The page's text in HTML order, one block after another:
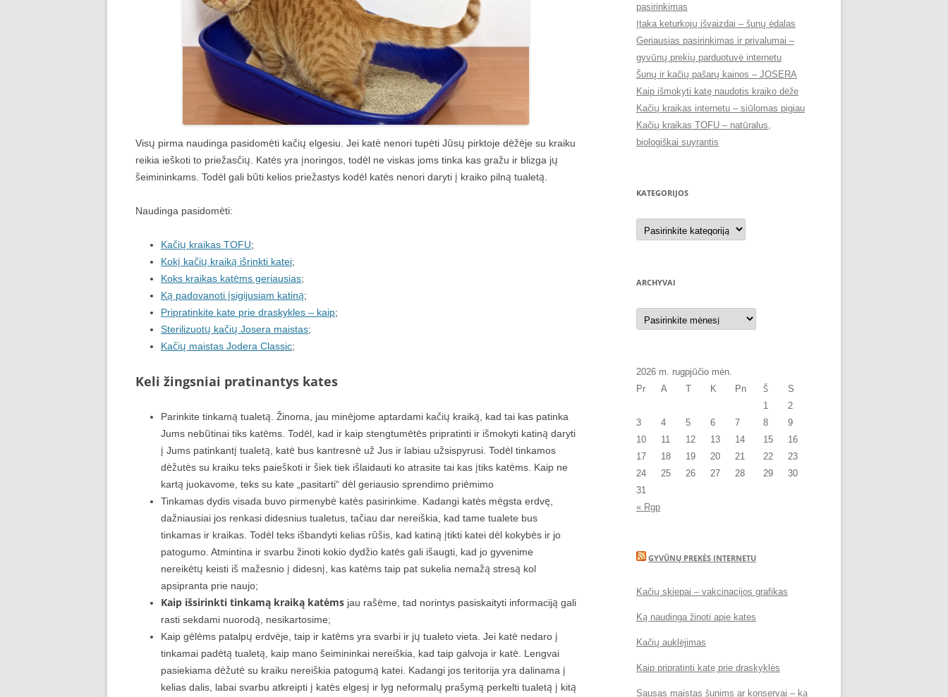
Visų pirma naudinga pasidomėti kačių elgesiu. Jei katė nenori tupėti Jūsų pirktoje dėžėje su kraiku
reikia ieškoti to priežasčių. Katės yra įnoringos, todėl ne viskas joms tinka kas gražu ir blizga jų
šeimininkams. Todėl gali būti kelios priežastys kodėl katės nenori daryti į kraiko pilną tualetą.
Naudinga pasidomėti:
Kačių kraikas TOFU;
Kokį kačių kraiką išrinkti katei;
Koks kraikas katėms geriausias;
Ką padovanoti įsigijusiam katiną;
Pripratinkite kate prie draskykles – kaip;
Sterilizuotų kačių Josera maistas;
Kačių maistas Jodera Classic;
Keli žingsniai pratinantys kates
Parinkite tinkamą tualetą. Žinoma, jau minėjome aptardami kačių kraiką, kad tai kas patinka
Jums nebūtinai tiks katėms. Todėl, kad ir kaip stengtumėtės pripratinti ir išmokyti katiną daryti
į Jums patinkantį tualetą, katė bus kantresnė už Jus ir labiau užsispyrusi. Todėl tinkamos
dėžutės su kraiku teks paieškoti ir šiek tiek išlaidauti ko atrasite tai kas įtiks katėms. Kaip ne
kartą juokavome, teks su kate „pasitarti“ dėl geriausio sprendimo priėmimo
Tinkamas dydis visada buvo pirmenybė katės pasirinkime. Kadangi katės mėgsta erdvę,
dažniausiai jos renkasi didesnius tualetus, tačiau dar nereiškia, kad tame tualete bus
tinkamas ir kraikas. Todėl teks išbandyti kelias rūšis, kad katiną įtikti katei dėl kokybės ir jo
patogumo. Atmintina ir svarbu žinoti kokio dydžio katės gali išaugti, kad jo gyvenime
nereikėtų keisti iš mažesnio į didesnį, kas katėms taip pat sukelia nemažą stresą kol
apsipranta prie naujo;
Kaip išsirinkti tinkamą kraiką katėms jau rašėme, tad norintys pasiskaityti informaciją gali
rasti sekdami nuorodą, nesikartosime;
Kaip gėlėms patalpų erdvėje, taip ir katėms yra svarbi ir jų tualeto vieta. Jei katė nedaro į
tinkamai padėtą tualetą, kaip mano šeimininkai nereiškia, kad taip galvoja ir katė. Lengvai
pasiekiama dėžutė su kraiku nereiškia patogumą katei. Kadangi jos teritorija yra dalinama į
kelias dalis, labai svarbu atkreipti į katės elgesį ir lyg neformalų prašymą perkelti tualetą į kitą
pasirinkimas
Įtaka keturkojų išvaizdai – šunų ėdalas
Geriausias pasirinkimas ir privalumai –
gyvūnų prekių parduotuvė internetu
Šunų ir kačių pašarų kainos – JOSERA
Kaip išmokyti katę naudotis kraiko dėže
Kačių kraikas internetu – siūlomas pigiau
Kačių kraikas TOFU – natūralus,
biologiškai suyrantis
KATEGORIJOS
Kategorijos
ARCHYVAI
Archyvai
2026 m. rugpjūčio mėn.
Pr
A T K Pn Š
S
1
2
3
4 5 6 7 8
9
10
11 12 13 14 15
16
17
18 19 20 21 22
23
24
25 26 27 28 29
30
31
« Rgp
GYVŪNŲ PREKĖS INTERNETU
Kačių skiepai – vakcinacijos grafikas
Ką naudinga žinoti apie kates
Kačių auklėjimas
Kaip pripratinti katę prie draskyklės
Sausas maistas šunims ar konservai – ką